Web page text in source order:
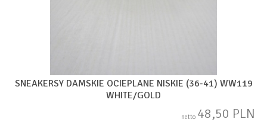
SNEAKERSY DAMSKIE OCIEPLANE NISKIE (36-41) WW119
WHITE/GOLD
netto 48,50 PLN